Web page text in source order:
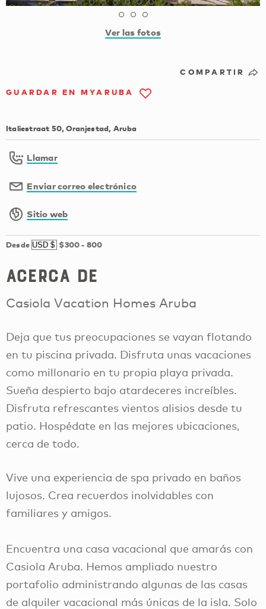
Ver las fotos
COMPARTIR
GUARDAR EN MYARUBA
Italiestraat 50, Oranjestad, Aruba
Llamar
Enviar correo electrónico
Sitio web
Desde $300- 800
Acerca de
Casiola Vacation Homes Aruba
Deja que tus preocupaciones se vayan flotando
en tu piscina privada. Disfruta unas vacaciones
como millonario en tu propia playa privada.
Sueña despierto bajo atardeceres increíbles.
Disfruta refrescantes vientos alisios desde tu
patio. Hospédate en las mejores ubicaciones,
cerca de todo.
Vive una experiencia de spa privado en baños
lujosos. Crea recuerdos inolvidables con
familiares y amigos.
Encuentra una casa vacacional que amarás con
Casiola Aruba. Hemos ampliado nuestro
portafolio administrando algunas de las casas
de alquiler vacacional más únicas de la isla. Solo